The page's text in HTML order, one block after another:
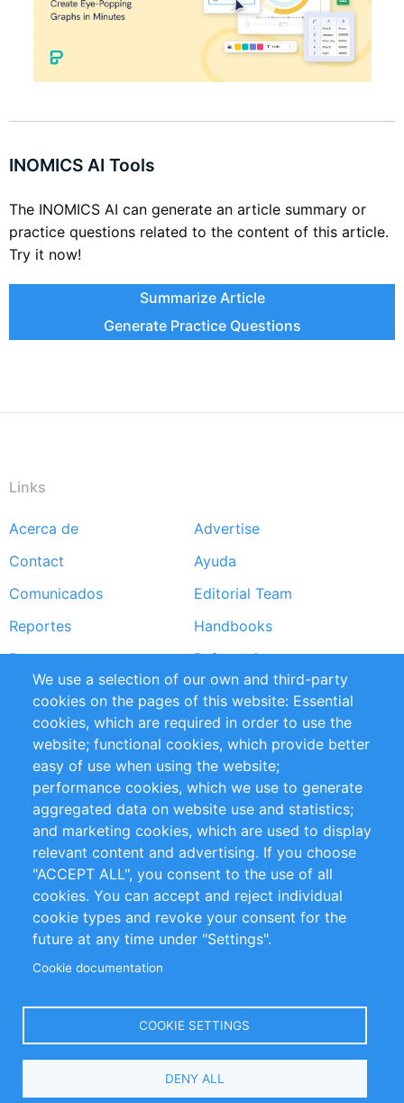
INOMICS AI Tools
The INOMICS AI can generate an article summary or
practice questions related to the content of this article.
Try it now!
Summarize Article
Generate Practice Questions
Links
Footer
menu
Acerca de
Advertise
Contact
Ayuda
Comunicados
Editorial Team
Reportes
Handbooks
Partners
Referencias
RSS Feed
Sustainability
Privacy Policy
Terms and Conditions
Impressum
Customer Support
+49 (0)30 - 2084712 50
info@inomics.com
Follow Us
Select
We use a selection of our own and third-party
cookies on the pages of this website: Essential
cookies, which are required in order to use the
website; functional cookies, which provide better
easy of use when using the website;
performance cookies, which we use to generate
aggregated data on website use and statistics;
and marketing cookies, which are used to display
relevant content and advertising. If you choose
"ACCEPT ALL", you consent to the use of all
cookies. You can accept and reject individual
cookie types and revoke your consent for the
future at any time under "Settings".
Cookie documentation
COOKIE SETTINGS
DENY ALL